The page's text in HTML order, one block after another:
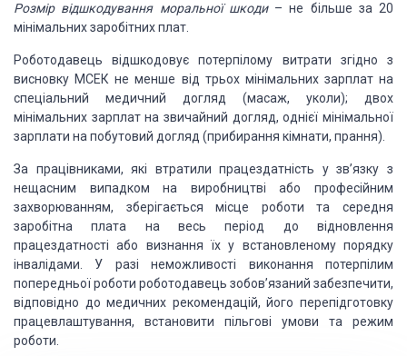
Розмір відшкодування моральної шкоди– не більше за 20
мінімальних заробітних плат.
Роботодавець відшкодовує потерпілому витрати згідно з
висновку МСЕК не менше від трьох мінімальних зарплат на
спеціальний медичний догляд (масаж, уколи); двох
мінімальних зарплат на звичайний догляд, однієї мінімальної
зарплати на побутовий догляд (прибирання кімнати, прання).
За працівниками, які втратили працездатність у зв’язку з
нещасним випадком на виробництві або професійним
захворюванням, зберігається місце роботи та середня
заробітна плата на весь період до відновлення
працездатності або визнання їх у встановленому порядку
інвалідами. У разі неможливості виконання потерпілим
попередньої роботи роботодавець зобов’язаний забезпечити,
відповідно до медичних рекомендацій, його перепідготовку
працевлаштування, встановити пільгові умови та режим
роботи.